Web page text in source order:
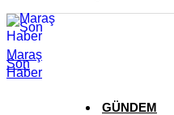
Maraş
Son
Haber
GÜNDEM